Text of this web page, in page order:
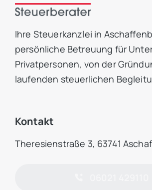
Ihre Steuerkanzlei in
persönliche Betreuung für
Privatpersonen, von der
laufenden steuerlichen
Kontakt
Theresienstraße 3, 63741